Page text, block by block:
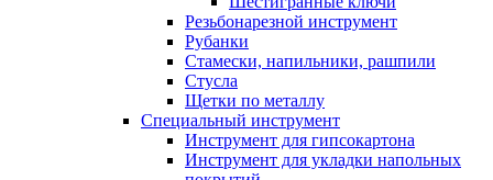
Резьбонарезной инструмент
Рубанки
Стамески, напильники, рашпили
Стусла
Щетки по металлу
Специальный инструмент
Инструмент для гипсокартона
Инструмент для укладки напольных